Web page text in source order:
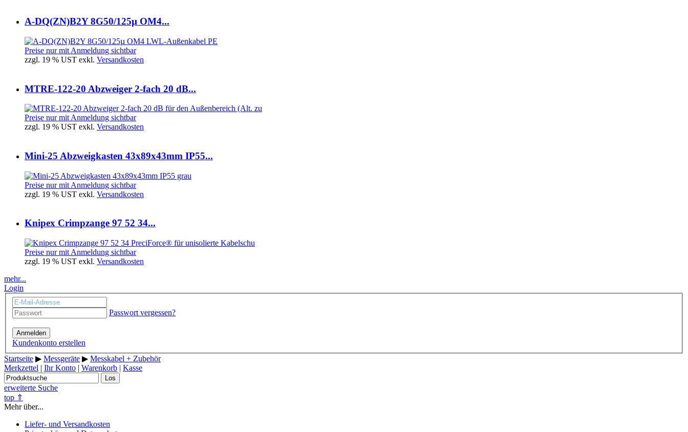
A-DQ(ZN)B2Y 8G50/125µ OM4...
Preise nur mit Anmeldung sichtbar
zzgl. 19 % UST exkl. Versandkosten
MTRE-122-20 Abzweiger 2-fach 20 dB...
Preise nur mit Anmeldung sichtbar
zzgl. 19 % UST exkl. Versandkosten
Mini-25 Abzweigkasten 43x89x43mm IP55...
Preise nur mit Anmeldung sichtbar
zzgl. 19 % UST exkl. Versandkosten
Knipex Crimpzange 97 52 34...
Preise nur mit Anmeldung sichtbar
zzgl. 19 % UST exkl. Versandkosten
mehr...
Login
Passwort vergessen?
Anmelden
Kundenkonto erstellen
Startseite ▶ Messgeräte ▶ Messkabel + Zubehör
Merkzettel | Ihr Konto | Warenkorb | Kasse
Los
erweiterte Suche
top ⇑
Mehr über...
Liefer- und Versandkosten